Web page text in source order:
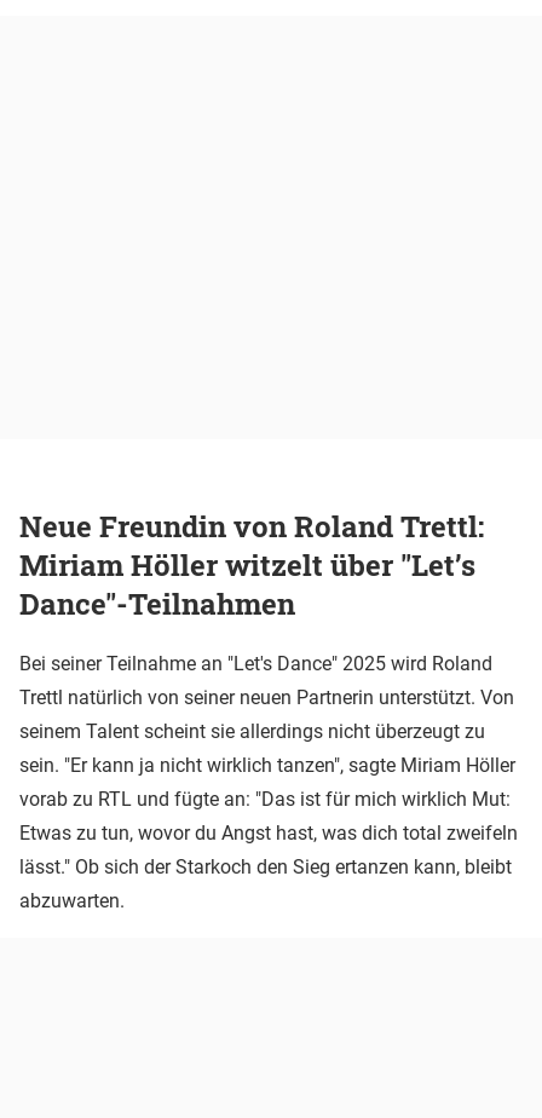
Neue Freundin von Roland Trettl:
Miriam Höller witzelt über "Let’s
Dance"-Teilnahmen
Bei seiner Teilnahme an "Let's Dance" 2025 wird Roland
Trettl natürlich von seiner neuen Partnerin unterstützt. Von
seinem Talent scheint sie allerdings nicht überzeugt zu
sein. "Er kann ja nicht wirklich tanzen", sagte Miriam Höller
vorab zu RTL und fügte an: "Das ist für mich wirklich Mut:
Etwas zu tun, wovor du Angst hast, was dich total zweifeln
lässt." Ob sich der Starkoch den Sieg ertanzen kann, bleibt
abzuwarten.